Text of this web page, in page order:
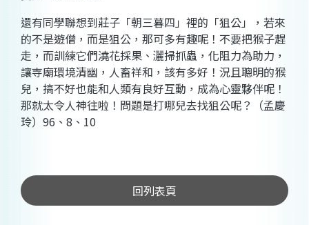
還有同學聯想到莊子「朝三暮四」裡的「狙公」，若來
的不是遊僧，而是狙公，那可多有趣呢！不要把猴子趕
走，而訓練它們澆花採果、灑掃抓蟲，化阻力為助力，
讓寺廟環境清幽，人畜祥和，該有多好！況且聰明的猴
兒，搞不好也能和人類有良好互動，成為心靈夥伴呢！
那就太令人神往啦！問題是打哪兒去找狙公呢？（孟慶
玲） 96 、 8 、 10
回列表頁